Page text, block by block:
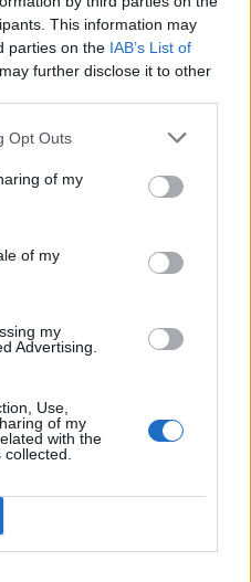
This information may
parties on the IAB’s List of
further disclose it to other
Opt Outs
of my
of my
my
Advertising.
Use,
of my
with the